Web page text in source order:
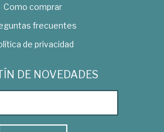
Como comprar
frecuentes
de privacidad
DE NOVEDADES